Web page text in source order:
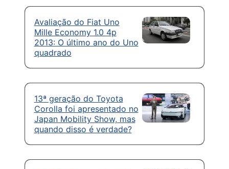
Avaliação do Fiat Uno
Mille Economy 1.0 4p
2013: O último ano do Uno
quadrado
13ª geração do Toyota
Corolla foi apresentado no
Japan Mobility Show, mas
quando disso é verdade?